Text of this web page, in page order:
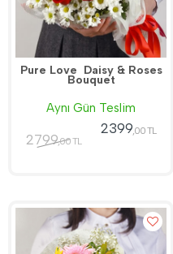
Pure Love  Daisy & Roses
Bouquet
Aynı Gün Teslim
2799,00 TL
2399 ,00 TL